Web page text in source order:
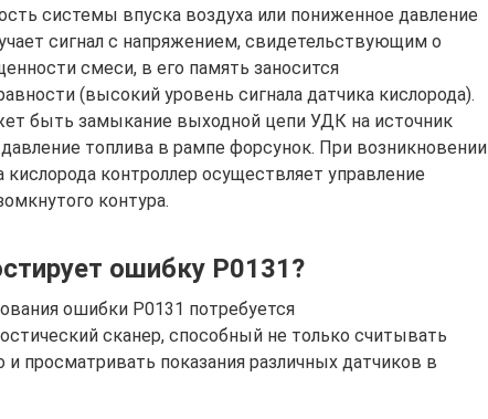
системы впуска воздуха или пониженное давление
сигнал с напряжением, свидетельствующим о
смеси, в его память заносится
(высокий уровень сигнала датчика кислорода).
быть замыкание выходной цепи УДК на источник
топлива в рампе форсунок. При возникновении
контроллер осуществляет управление
контура.
ошибку P0131?
ошибки P0131 потребуется
сканер, способный не только считывать
просматривать показания различных датчиков в